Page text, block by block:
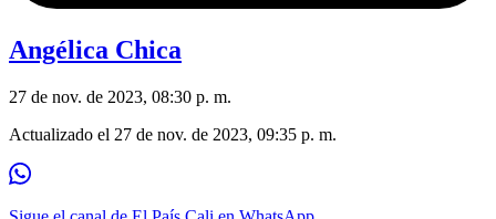
Angélica Chica
27 de nov. de 2023, 08:30 p. m.
Actualizado el 27 de nov. de 2023, 09:35 p. m.